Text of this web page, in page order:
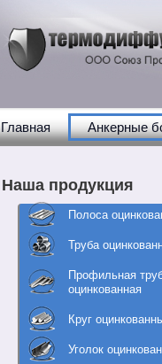
Главная Анкерные
Наша продукция
Полоса
Труба
Профильная
оцинкованная
Круг
Уголок